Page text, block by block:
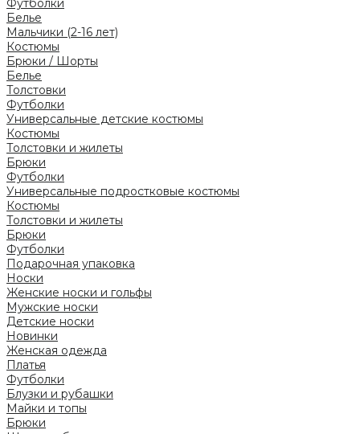
Белье
Мальчики (2-16 лет)
Костюмы
Брюки / Шорты
Белье
Толстовки
Футболки
Универсальные детские костюмы
Костюмы
Толстовки и жилеты
Брюки
Футболки
Универсальные подростковые костюмы
Костюмы
Толстовки и жилеты
Брюки
Футболки
Подарочная упаковка
Носки
Женские носки и гольфы
Мужские носки
Детские носки
Новинки
Женская одежда
Платья
Футболки
Блузки и рубашки
Майки и топы
Брюки